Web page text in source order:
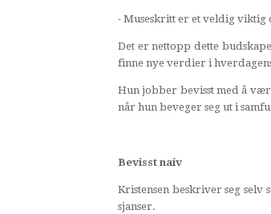
- Museskritt er et veldig viktig
Det er nettopp dette
finne nye verdier i
Hun jobber bevisst med å
når hun beveger seg ut i
Bevisst naiv
Kristensen beskriver seg selv
sjanser.